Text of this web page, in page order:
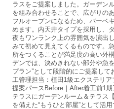
ラスをご提案しました。ガーデン
を組み合わせることで、広がりの
フルオープンになるため、バーベ
めます。内天井タイプを採用し、
夜もワンランク上の雰囲気を演出
みて初めて見えてくるものです。
所をつくることが満足度の高い外
デンでは、決めきれない部分や急
プラン”として段階的にご提案し
工管理担当：植田1級エクステリ
提案パースBefore｜After着工前1
テラスにガーデンルーム＆テラス
を備えた“もうひと部屋”として活